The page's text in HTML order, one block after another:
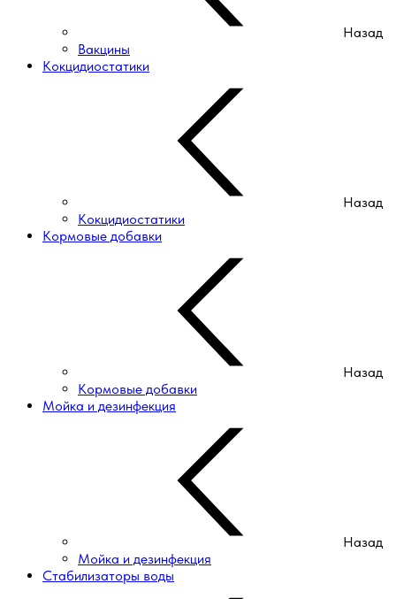
Назад
Вакцины
Кокцидиостатики
Назад
Кокцидиостатики
Кормовые добавки
Назад
Кормовые добавки
Мойка и дезинфекция
Назад
Мойка и дезинфекция
Стабилизаторы воды